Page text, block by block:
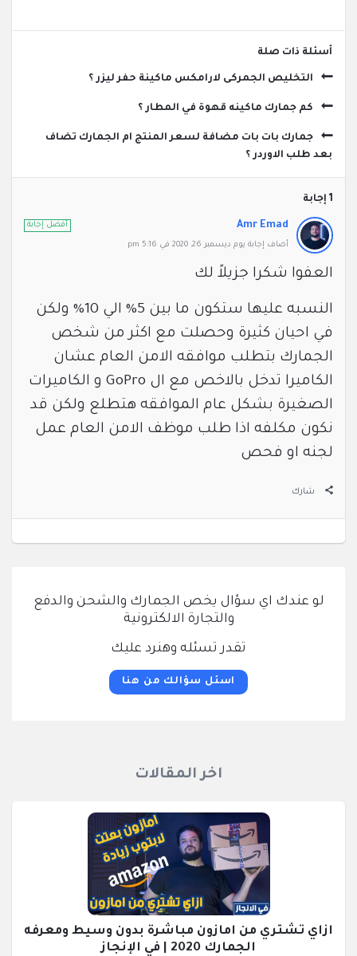
‫أسئلة ذات صلة
التخليص الجمركى لارامكس ماكينة حفر ليزر ؟
كم جمارك ماكينه قهوة في المطار ؟
جمارك بات بات مضافة لسعر المنتج ام الجمارك تضاف
بعد طلب الاوردر ؟
‫1 إجابة
أفضل إجابة Amr Emad
‫أضاف ‫‫إجابة يوم ديسمبر 26, 2020 في 5:16 pm
العفوا شكرا جزيلاً لك
النسبه عليها ستكون ما بين 5% الي 10% ولكن
في احيان كثيرة وحصلت مع اكثر من شخص
الجمارك بتطلب موافقه الامن العام عشان
الكاميرا تدخل بالاخص مع ال GoPro و الكاميرات
الصغيرة بشكل عام الموافقه هتطلع ولكن قد
نكون مكلفه اذا طلب موظف الامن العام عمل
لجنه او فحص
شارك
لو عندك اي سؤال يخص الجمارك والشحن والدفع
والتجارة الالكترونية
تقدر تسئله وهنرد عليك
اسئل سؤالك من هنا
اخر المقالات
ازاي تشتري من امازون مباشرة بدون وسيط ومعرفه
الجمارك 2020 | في الإنجاز